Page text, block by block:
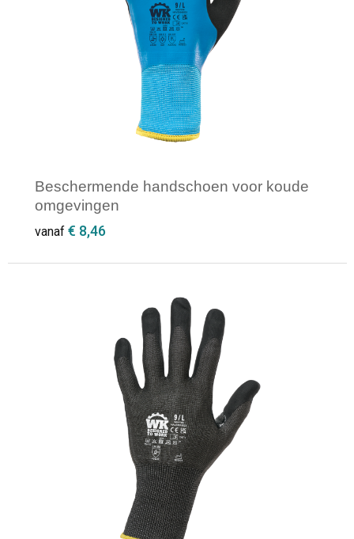
Beschermende handschoen voor koude
omgevingen
vanaf € 8,46
Minimale afname: 1